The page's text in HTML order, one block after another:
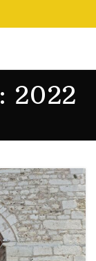
2022